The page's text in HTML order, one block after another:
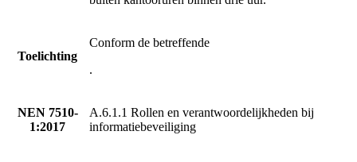
Toelichting
Conform de betreffende
.
NEN 7510-
1:2017
A.6.1.1 Rollen en verantwoordelijkheden bij
informatiebeveiliging